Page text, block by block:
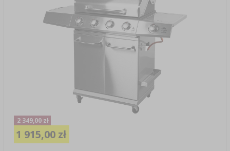
2 349,00 zł
1 915,00 zł